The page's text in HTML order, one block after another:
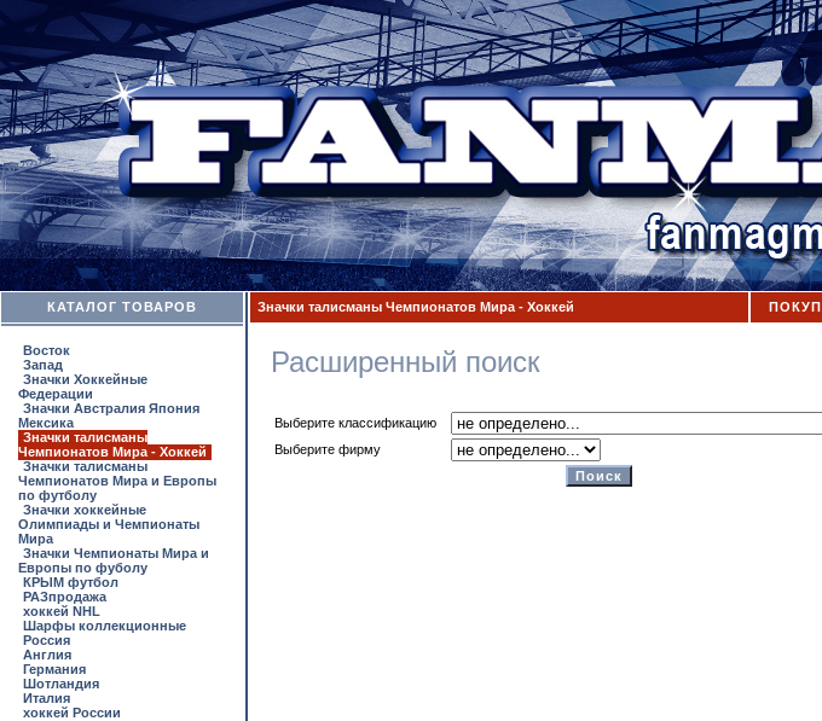
КАТАЛОГ ТОВАРОВ
Восток
Запад
Значки Хоккейные
Федерации
Значки Австралия Япония
Мексика
Значки талисманы
Чемпионатов Мира - Хоккей
Значки талисманы
Чемпионатов Мира и Европы
по футболу
Значки хоккейные
Олимпиады и Чемпионаты
Мира
Значки Чемпионаты Мира и
Европы по фуболу
КРЫМ футбол
РАЗпродажа
хоккей NHL
Шарфы коллекционные
Россия
Англия
Германия
Шотландия
Италия
хоккей России
Значки талисманы Чемпионатов Мира - Хоккей
Расширенный поиск
Выберите классификацию
Выберите фирму